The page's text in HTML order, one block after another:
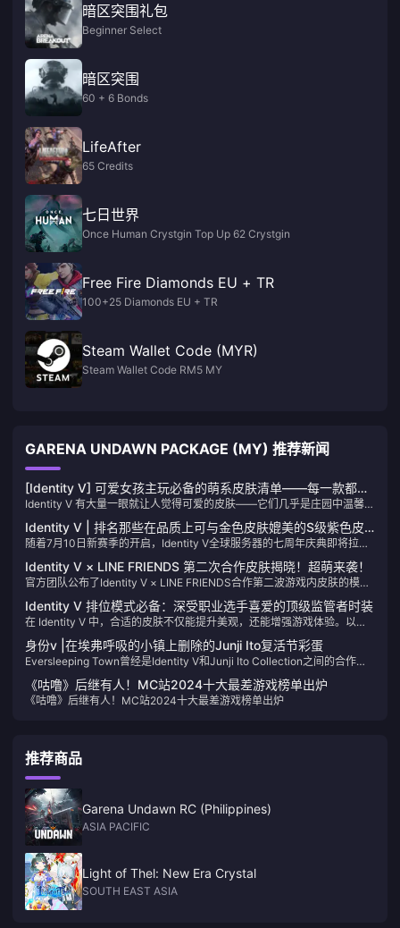
暗区突围礼包
Beginner Select
暗区突围
60 + 6 Bonds
LifeAfter
65 Credits
七日世界
Once Human Crystgin Top Up 62 Crystgin
Free Fire Diamonds EU + TR
100+25 Diamonds EU + TR
Steam Wallet Code (MYR)
Steam Wallet Code RM5 MY
GARENA UNDAWN PACKAGE (MY) 推荐新闻
[Identity V] 可爱女孩主玩必备的萌系皮肤清单——每一款都绝
对珍贵！
Identity V 有大量一眼就让人觉得可爱的皮肤——它们几乎是庄园中温馨的
能量源。今天，我们来看看一些最可爱的“萌”女孩皮肤。看看有没有哪款
让你的心跳加速吧！
Identity V | 排名那些在品质上可与金色皮肤媲美的S级紫色皮
肤！
随着7月10日新赛季的开启，Identity V全球服务器的七周年庆典即将拉开
Identity V × LINE FRIENDS 第二次合作皮肤揭晓！超萌来袭！
官方团队公布了Identity V × LINE FRIENDS合作第二波游戏内皮肤的模
Identity V 排位模式必备：深受职业选手喜爱的顶级监管者时装
在 Identity V 中，合适的皮肤不仅能提升美观，还能增强游戏体验。以下
是一份监管者皮肤精选列表，这些皮肤因其流畅的动画和无遮挡的视野而
备受顶尖玩家青睐。
身份v |在埃弗呼吸的小镇上删除的Junji Ito复活节彩蛋
Eversleeping Town曾经是Identity V和Junji Ito Collection之间的合作地
怖故事。
《咕噜》后继有人！MC站2024十大最差游戏榜单出炉
《咕噜》后继有人！MC站2024十大最差游戏榜单出炉
推荐商品
Garena Undawn RC (Philippines)
ASIA PACIFIC
Light of Thel: New Era Crystal
SOUTH EAST ASIA